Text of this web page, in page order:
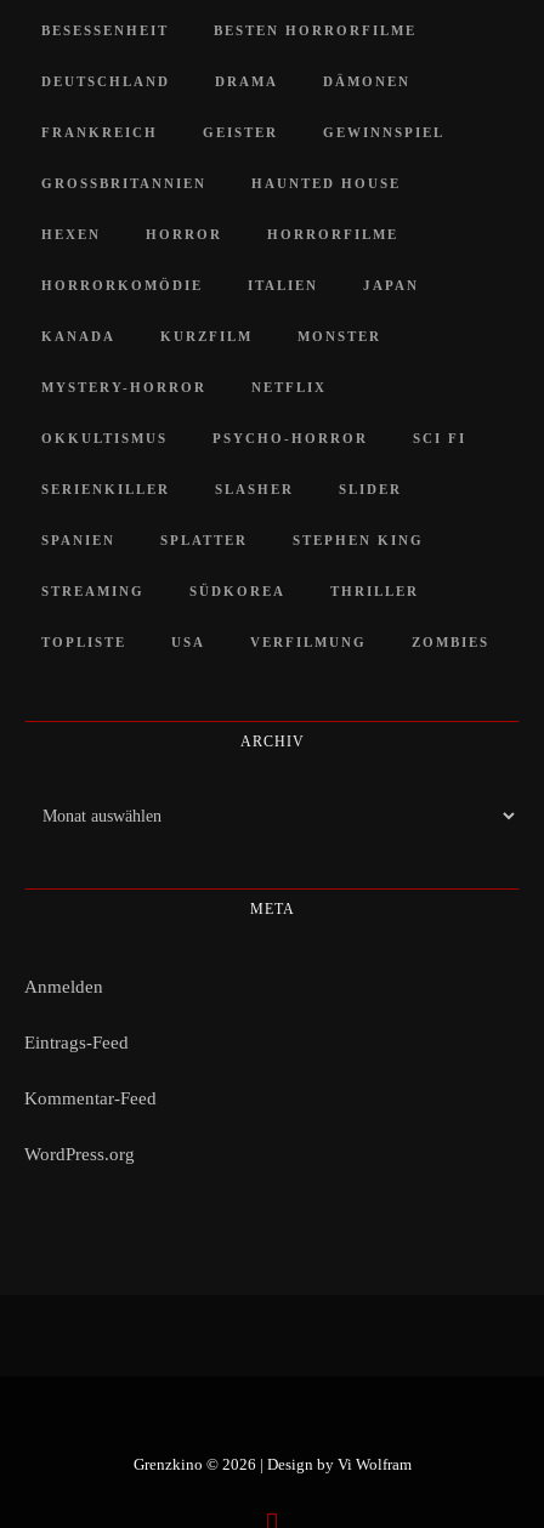
BESESSENHEIT BESTEN HORRORFILME
DEUTSCHLAND DRAMA DÄMONEN
FRANKREICH GEISTER GEWINNSPIEL
GROSSBRITANNIEN HAUNTED HOUSE
HEXEN HORROR HORRORFILME
HORRORKOMÖDIE ITALIEN JAPAN
KANADA KURZFILM MONSTER
MYSTERY-HORROR NETFLIX
OKKULTISMUS PSYCHO-HORROR SCI FI
SERIENKILLER SLASHER SLIDER
SPANIEN SPLATTER STEPHEN KING
STREAMING SÜDKOREA THRILLER
TOPLISTE USA VERFILMUNG ZOMBIES
ARCHIV
Archiv
META
Anmelden
Eintrags-Feed
Kommentar-Feed
WordPress.org
Grenzkino © 2026 | Design by Vi Wolfram